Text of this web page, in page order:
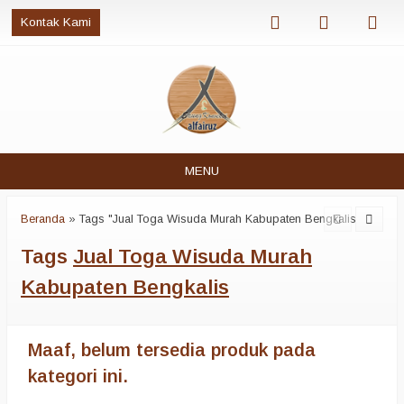
Kontak Kami
MENU
Beranda »Tags "Jual Toga Wisuda Murah Kabupaten Bengkalis"
Tags Jual Toga Wisuda Murah
Kabupaten Bengkalis
Maaf, belum tersedia produk pada
kategori ini.